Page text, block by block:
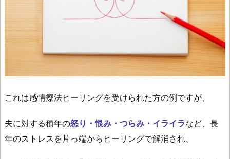
これは感情療法ヒーリングを受けられた方の例ですが、
夫に対する積年の怒り・恨み・つらみ・イライラなど、長
年のストレスを片っ端からヒーリングで解消され、